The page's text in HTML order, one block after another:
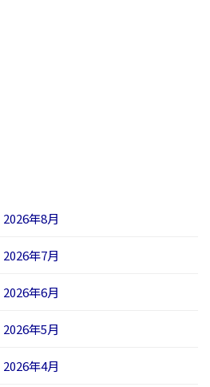
2026年8月
2026年7月
2026年6月
2026年5月
2026年4月